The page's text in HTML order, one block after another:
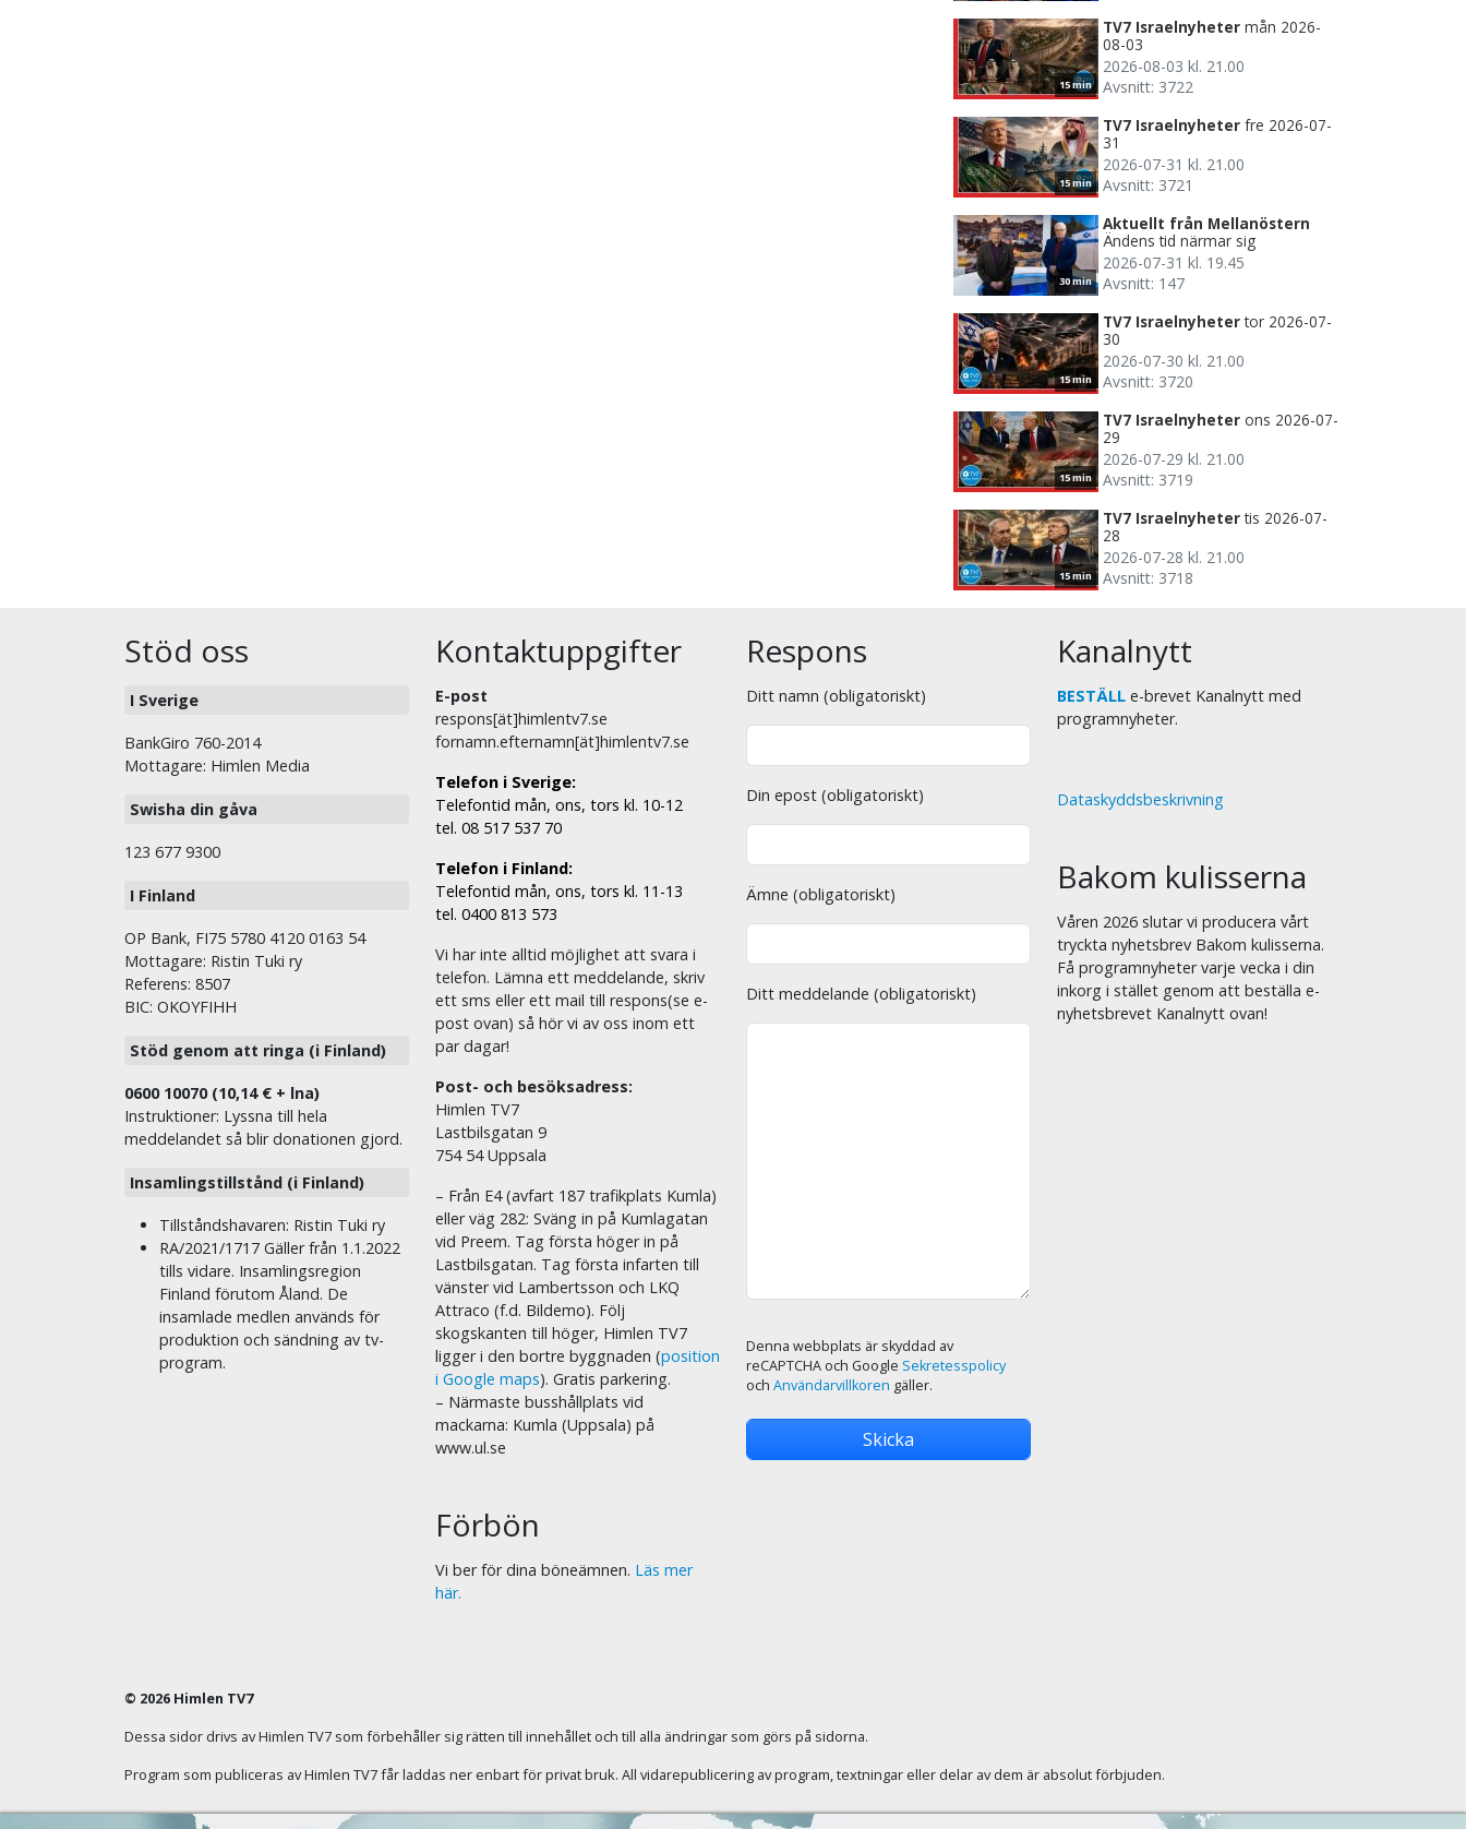
15 min
TV7 Israelnyheter mån 2026-
08-03
2026-08-03 kl. 21.00
Avsnitt: 3722
15 min
TV7 Israelnyheter fre 2026-07-
31
2026-07-31 kl. 21.00
Avsnitt: 3721
30 min
Aktuellt från Mellanöstern
Ändens tid närmar sig
2026-07-31 kl. 19.45
Avsnitt: 147
15 min
TV7 Israelnyheter tor 2026-07-
30
2026-07-30 kl. 21.00
Avsnitt: 3720
15 min
TV7 Israelnyheter ons 2026-07-
29
2026-07-29 kl. 21.00
Avsnitt: 3719
15 min
TV7 Israelnyheter tis 2026-07-
28
2026-07-28 kl. 21.00
Avsnitt: 3718
Stöd oss
I Sverige
BankGiro 760-2014
Mottagare: Himlen Media
Swisha din gåva
123 677 9300
I Finland
OP Bank, FI75 5780 4120 0163 54
Mottagare: Ristin Tuki ry
Referens: 8507
BIC: OKOYFIHH
Stöd genom att ringa (i Finland)
0600 10070 (10,14 € + lna)
Instruktioner: Lyssna till hela
meddelandet så blir donationen gjord.
Insamlingstillstånd (i Finland)
Tillståndshavaren: Ristin Tuki ry
RA/2021/1717 Gäller från 1.1.2022
tills vidare. Insamlingsregion
Finland förutom Åland. De
insamlade medlen används för
produktion och sändning av tv-
program.
Kontaktuppgifter
E-post
respons[ät]himlentv7.se
fornamn.efternamn[ät]himlentv7.se
Telefon i Sverige:
Telefontid mån, ons, tors kl. 10-12
tel. 08 517 537 70
Telefon i Finland:
Telefontid mån, ons, tors kl. 11-13
tel. 0400 813 573
Vi har inte alltid möjlighet att svara i
telefon. Lämna ett meddelande, skriv
ett sms eller ett mail till respons(se e-
post ovan) så hör vi av oss inom ett
par dagar!
Post- och besöksadress:
Himlen TV7
Lastbilsgatan 9
754 54 Uppsala
– Från E4 (avfart 187 trafikplats Kumla)
eller väg 282: Sväng in på Kumlagatan
vid Preem. Tag första höger in på
Lastbilsgatan. Tag första infarten till
vänster vid Lambertsson och LKQ
Attraco (f.d. Bildemo). Följ
skogskanten till höger, Himlen TV7
ligger i den bortre byggnaden (position
i Google maps). Gratis parkering.
– Närmaste busshållplats vid
mackarna: Kumla (Uppsala) på
www.ul.se
Förbön
Vi ber för dina böneämnen. Läs mer
här.
Respons
Ditt namn (obligatoriskt)
Din epost (obligatoriskt)
Ämne (obligatoriskt)
Ditt meddelande (obligatoriskt)
Denna webbplats är skyddad av
reCAPTCHA och Google Sekretesspolicy
och Användarvillkoren gäller.
Kanalnytt
BESTÄLL e-brevet Kanalnytt med
programnyheter.
Dataskyddsbeskrivning
Bakom kulisserna
Våren 2026 slutar vi producera vårt
tryckta nyhetsbrev Bakom kulisserna.
Få programnyheter varje vecka i din
inkorg i stället genom att beställa e-
nyhetsbrevet Kanalnytt ovan!
© 2026 Himlen TV7
Dessa sidor drivs av Himlen TV7 som förbehåller sig rätten till innehållet och till alla ändringar som görs på sidorna.
Program som publiceras av Himlen TV7 får laddas ner enbart för privat bruk. All vidarepublicering av program, textningar eller delar av dem är absolut förbjuden.